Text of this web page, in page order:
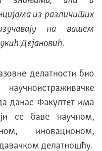
из различитих
на вашем
Дејановић.
делатности био
данас Факултет има
се баве научном,
иновационом,
делатношћу.